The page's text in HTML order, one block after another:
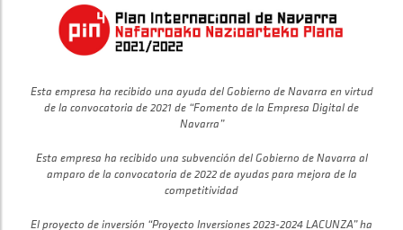
Esta empresa ha recibido una ayuda del Gobierno de Navarra en virtud
de la convocatoria de 2021 de “Fomento de la Empresa Digital de
Navarra”
Esta empresa ha recibido una subvención del Gobierno de Navarra al
amparo de la convocatoria de 2022 de ayudas para mejora de la
competitividad
El proyecto de inversión “Proyecto Inversiones 2023-2024 LACUNZA” ha